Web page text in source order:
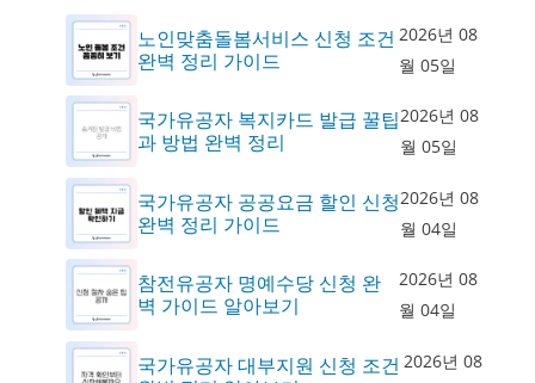
노인맞춤돌봄서비스 신청 조건
완벽 정리 가이드
2026년 08
월 05일
국가유공자 복지카드 발급 꿀팁
과 방법 완벽 정리
2026년 08
월 05일
국가유공자 공공요금 할인 신청
완벽 정리 가이드
2026년 08
월 04일
참전유공자 명예수당 신청 완
벽 가이드 알아보기
2026년 08
월 04일
국가유공자 대부지원 신청 조건 2026년 08